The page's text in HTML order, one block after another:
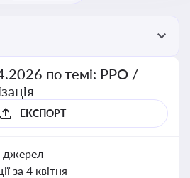
по темі: РРО /
ЕКСПОРТ
джерел
за 4 квітня